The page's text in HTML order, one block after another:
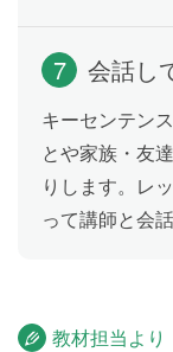
Lesson 21
三人称単数が
方を学習し
の母は数学を
ふだんしてい
す。
三人称単数が
7 会話し
キーセンテン
とや家族・友
りします。レ
って講師と会
教材担当より